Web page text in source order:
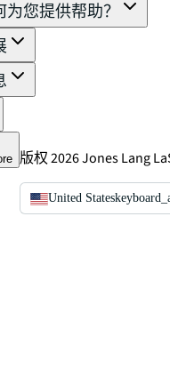
您提供帮助？
版权 2026 Jones Lang
United States